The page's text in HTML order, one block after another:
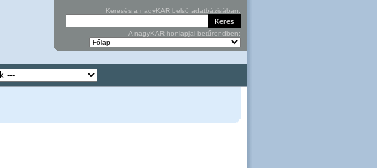
Keresés a nagyKAR belső adatbázisában:
A nagyKAR honlapjai betűrendben: